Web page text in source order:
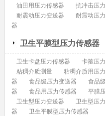
油田用压力传感器
抗冲击压
耐震动压力变送器
耐震动压
器
卫生平膜型压力传感器
卫生卡盘压力传感器 卡箍压
粘稠介质测量
粘稠介质用压
器
食品级压力变送器 食品
器
食品用压力传感器 平膜
卫生型压力变送器
卫生型压
器
卫生平膜型压力传感器